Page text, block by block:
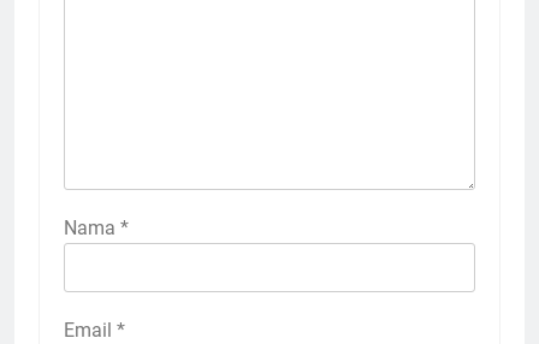
Nama *
Email *